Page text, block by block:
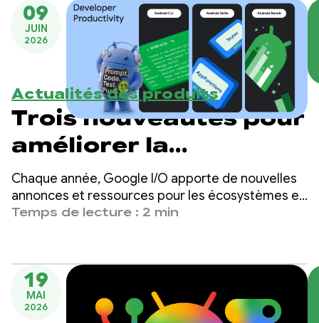
09
JUIN
2026
Actualités des produits
Trois nouveautés pour
améliorer la
productivité des
développeurs Android
Chaque année, Google I/O apporte de nouvelles
annonces et ressources pour les écosystèmes et
les produits, y compris le développement
avons élargi nos offres pour mieux vous
accompagner, quelle que soit la façon dont vous
décidez de développer pour Android.
Temps de lecture : 2 min
19
MAI
2026